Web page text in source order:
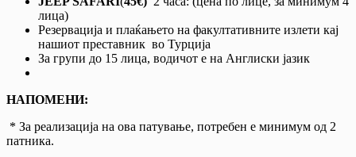
лица)
Резервација и плаќањето на факултативните излети кај
нашиот преставник во Турција
За групи до 15 лица, водичот е на Англиски јазик
НАПОМЕНИ:
* За реализација на ова патување, потребен е минимум од 2
патника.